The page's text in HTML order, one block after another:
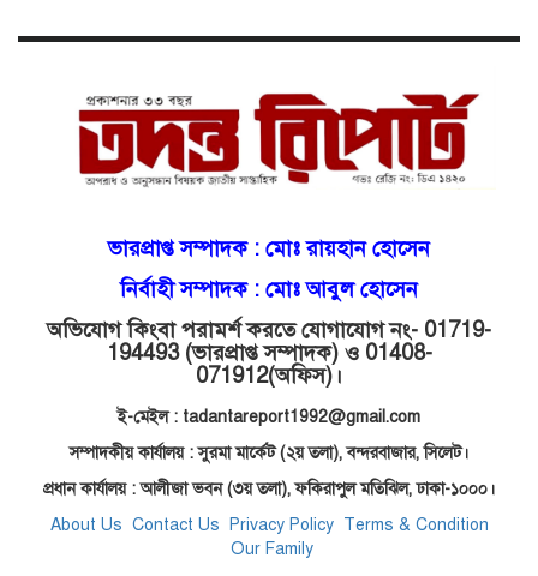
ভ্রূণহত্যার অপচেষ্টা, গোয়াইনঘাট জুড়ে
মোগলাবাজার থানা কার কবলে?
গোয়াইনঘাটে বিজিবির নাম ভাঙিয়ে
দুলালের রাজত্ব!
মোগলাবাজারে এসআই দয়াময়’র
ঘুষের রাজত্ব!
যন্ত্র বিকলের বাহানা: বেসরকারির
শোষণে জিম্মি ওসমানীর রোগীরা!
শাহপরানের পর মোগলাবাজারেও ওসি
ভারপ্রাপ্ত সম্পাদক : মোঃ রায়হান হোসেন
নির্বাহী সম্পাদক : মোঃ আবুল হোসেন
অভিযোগ কিংবা পরামর্শ করতে যোগাযোগ নং- 01719-
194493 (ভারপ্রাপ্ত সম্পাদক) ও 01408-
071912(অফিস)।
ই-মেইল : tadantareport1992@gmail.com
সম্পাদকীয় কার্যালয় : সুরমা মার্কেট (২য় তলা),বন্দরবাজার, সিলেট।
প্রধান কার্যালয় : আলীজা ভবন (৩য় তলা), ফকিরাপুল মতিঝিল, ঢাকা-১০০০।
About Us Contact Us Privacy Policy Terms & Condition
Our Family